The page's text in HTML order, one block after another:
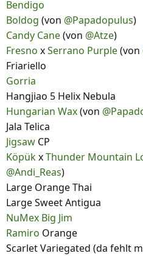
Bendigo
Boldog (von @Papadopulus)
Candy Cane(von @Atze)
Fresno xSerrano Purple(von
Friariello
Gorria
Hangjiao 5 Helix Nebula
Hungarian Wax(von
Jala Telica
Jigsaw CP
KöpükxThunder Mountain
@Andi_Reas)
Large Orange Thai
Large Sweet Antigua
NuMex Big Jim
Ramiro Orange
Scarlet Variegated (da fehlt